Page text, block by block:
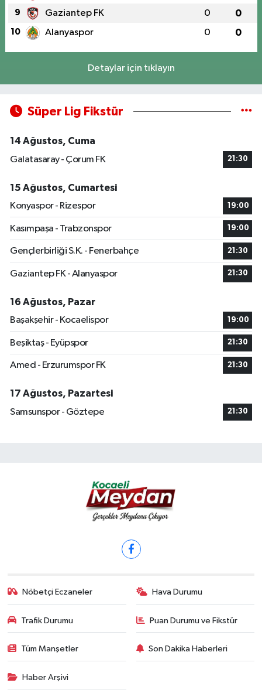
9 Gaziantep FK 0 0
10 Alanyaspor 0 0
Detaylar için tıklayın
Süper Lig Fikstür
14 Ağustos, Cuma
Galatasaray - Çorum FK
21:30
15 Ağustos, Cumartesi
Konyaspor - Rizespor
19:00
Kasımpaşa - Trabzonspor 19:00
Gençlerbirliği S.K. - Fenerbahçe 21:30
Gaziantep FK - Alanyaspor 21:30
16 Ağustos, Pazar
Başakşehir - Kocaelispor
19:00
Beşiktaş - Eyüpspor 21:30
Amed - Erzurumspor FK 21:30
17 Ağustos, Pazartesi
Samsunspor - Göztepe
21:30
Nöbetçi Eczaneler Hava Durumu
Trafik Durumu Puan Durumu ve Fikstür
Tüm Manşetler Son Dakika Haberleri
Haber Arşivi